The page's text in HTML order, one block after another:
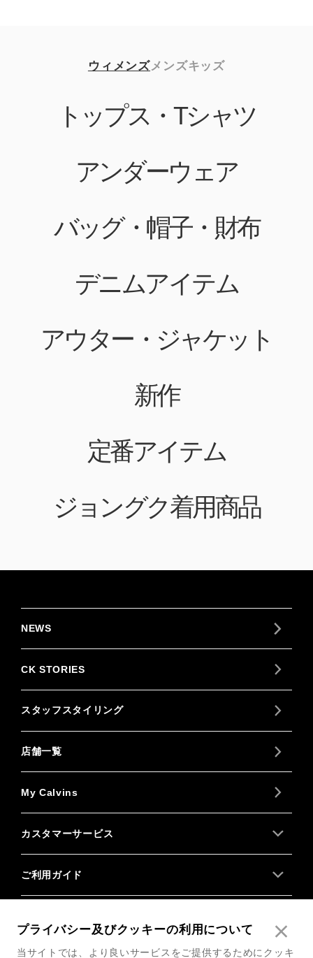
ウィメンズ
トップス・Tシャツ
アンダーウェア
バッグ・帽子・財布
デニムアイテム
アウター・ジャケット
新作
定番アイテム
ジョングク着用商品
メンズキッズ
NEWS
CK STORIES
スタッフスタイリング
店舗一覧
My Calvins
カスタマーサービス
ご利用ガイド
プライバシー及びクッキーの利用について
当サイトでは、より良いサービスをご提供するためにクッキ